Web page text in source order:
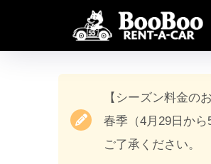
【シーズン料金の
春季（4月29日か
ご了承ください。